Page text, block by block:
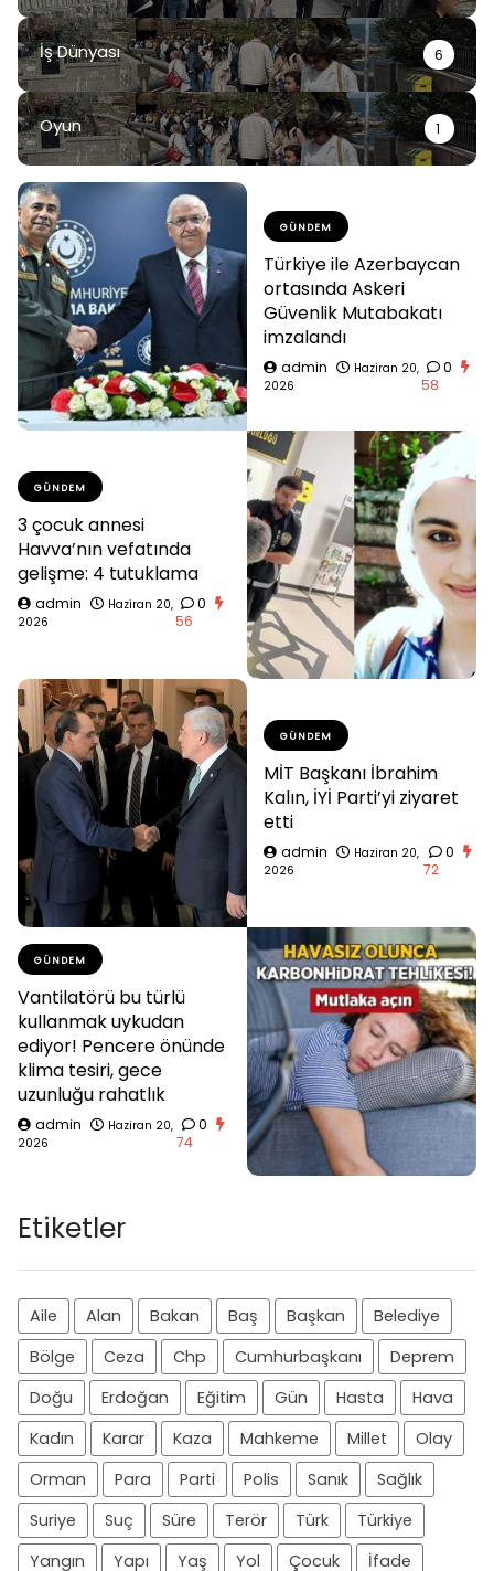
İş Dünyası 6
Oyun 1
GÜNDEM
Türkiye ile Azerbaycan
ortasında Askeri
Güvenlik Mutabakatı
imzalandı
admin
Haziran 20,
2026
0
58
GÜNDEM
3 çocuk annesi
Havva’nın vefatında
gelişme: 4 tutuklama
admin
Haziran 20,
2026
0
56
GÜNDEM
MİT Başkanı İbrahim
Kalın, İYİ Parti’yi ziyaret
etti
admin
Haziran 20,
2026
0
72
GÜNDEM
Vantilatörü bu türlü
kullanmak uykudan
ediyor! Pencere önünde
klima tesiri, gece
uzunluğu rahatlık
admin
Haziran 20,
2026
0
74
Etiketler
Aile Alan Bakan Baş Başkan
Belediye
Bölge
Ceza Chp Cumhurbaşkanı
Deprem
Doğu
Erdoğan Eğitim Gün Hasta
Hava
Kadın
Karar Kaza Mahkeme Millet
Olay
Orman
Para Parti Polis Sanık
Sağlık
Suriye
Suç Süre Terör Türk
Türkiye
Yangın
Yapı Yaş Yol Çocuk İfade